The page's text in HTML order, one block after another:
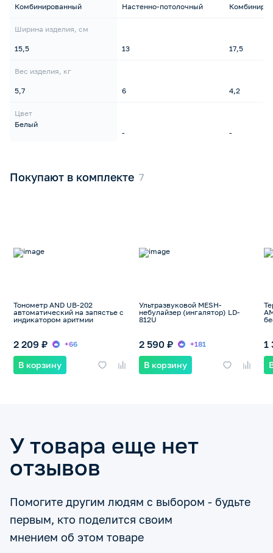
Комбинированный
Ширина изделия, см
15,5
Вес изделия, кг
5,7
Цвет
Белый
Настенно-потолочный
13
6
-
17,5
4,2
-
Покупают в комплекте
Тонометр AND UB-202
автоматический на запястье с
индикатором аритмии
2 209 ₽ +66
В корзину
Ультразвуковой MESH-
небулайзер (ингалятор) LD-
812U
2 590 ₽ +181
В корзину
1
У товара еще нет
отзывов
Помогите другим людям с выбором - будьте
первым, кто поделится своим
мнением об этом товаре